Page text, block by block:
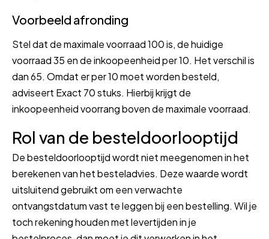
Voorbeeld afronding
Stel dat de maximale voorraad 100 is, de huidige
voorraad 35 en de inkoopeenheid per 10. Het verschil is
dan 65. Omdat er per 10 moet worden besteld,
adviseert Exact 70 stuks. Hierbij krijgt de
inkoopeenheid voorrang boven de maximale voorraad.
Rol van de besteldoorlooptijd
De besteldoorlooptijd wordt niet meegenomen in het
berekenen van het besteladvies. Deze waarde wordt
uitsluitend gebruikt om een verwachte
ontvangstdatum vast te leggen bij een bestelling. Wil je
toch rekening houden met levertijden in je